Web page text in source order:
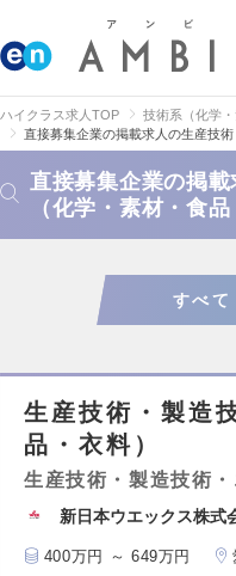
ハイクラス求人TOP 技術系（化学・
直接募集企業の掲載求人の生産技
直接募集企業の掲
（化学・素材・食
すべて
生産技術・製造
品・衣料）
生産技術・製造技術
新日本ウエックス株式
400万円 ～ 649万円